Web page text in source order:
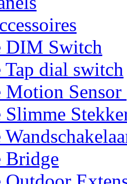
DIM Switch
Tap dial switch
Motion Sensor
Slimme
Bridge